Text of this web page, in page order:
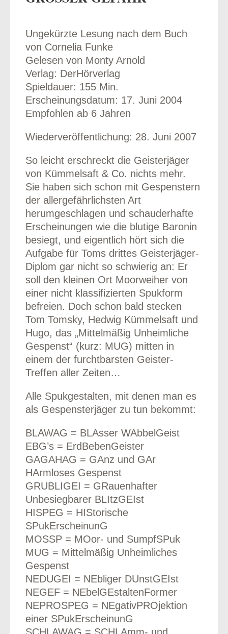
Ungekürzte Lesung nach dem Buch
von Cornelia Funke
Gelesen von Monty Arnold
Verlag: DerHörverlag
Spieldauer: 155 Min.
Erscheinungsdatum: 17. Juni 2004
Empfohlen ab 6 Jahren
Wiederveröffentlichung: 28. Juni 2007
So leicht erschreckt die Geisterjäger
von Kümmelsaft & Co. nichts mehr.
Sie haben sich schon mit Gespenstern
der allergefährlichsten Art
herumgeschlagen und schauderhafte
Erscheinungen wie die blutige Baronin
besiegt, und eigentlich hört sich die
Aufgabe für Toms drittes Geisterjäger-
Diplom gar nicht so schwierig an: Er
soll den kleinen Ort Moorweiher von
einer nicht klassifizierten Spukform
befreien. Doch schon bald stecken
Tom Tomsky, Hedwig Kümmelsaft und
Hugo, das „Mittelmäßig Unheimliche
Gespenst“ (kurz: MUG) mitten in
einem der furchtbarsten Geister-
Treffen aller Zeiten…
Alle Spukgestalten, mit denen man es
als Gespensterjäger zu tun bekommt:
BLAWAG = BLAsser WAbbelGeist
EBG’s = ErdBebenGeister
GAGAHAG = GAnz und GAr
HArmloses Gespenst
GRUBLIGEI = GRauenhafter
Unbesiegbarer BLItzGEIst
HISPEG = HIStorische
SPukErscheinunG
MOSSP = MOor- und SumpfSPuk
MUG = Mittelmäßig Unheimliches
Gespenst
NEDUGEI = NEbliger DUnstGEIst
NEGEF = NEbelGEstaltenFormer
NEPROSPEG = NEgativPROjektion
einer SPukErscheinunG